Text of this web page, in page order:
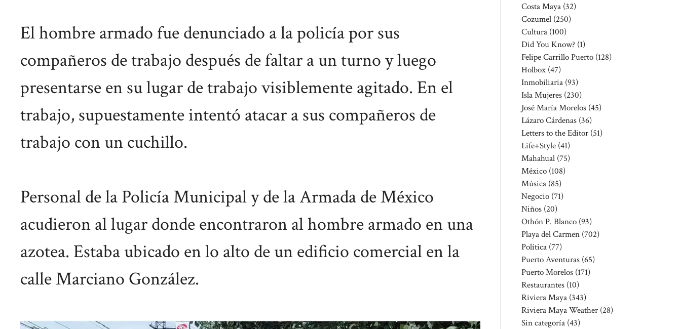
El hombre armado fue denunciado a la policía por sus
compañeros de trabajo después de faltar a un turno y luego
presentarse en su lugar de trabajo visiblemente agitado. En el
trabajo, supuestamente intentó atacar a sus compañeros de
trabajo con un cuchillo.
Personal de la Policía Municipal y de la Armada de México
acudieron al lugar donde encontraron al hombre armado en una
azotea. Estaba ubicado en lo alto de un edificio comercial en la
calle Marciano González.
Costa Maya (32)
Cozumel (250)
Cultura (100)
Did You Know? (1)
Felipe Carrillo Puerto (128)
Holbox (47)
Inmobiliaria (93)
Isla Mujeres (230)
José María Morelos (45)
Lázaro Cárdenas (36)
Letters to the Editor (51)
Life+Style (41)
Mahahual (75)
México (108)
Música (85)
Negocio (71)
Niños (20)
Othón P. Blanco (93)
Playa del Carmen (702)
Política (77)
Puerto Aventuras (65)
Puerto Morelos (171)
Restaurantes (10)
Riviera Maya (343)
Riviera Maya Weather (28)
Sin categoría (43)